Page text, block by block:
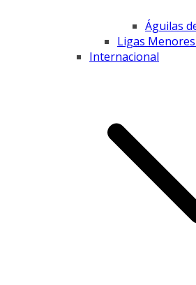
Águilas
Ligas
Internacional